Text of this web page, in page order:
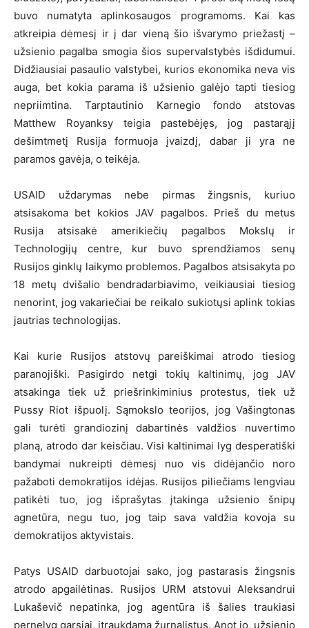
buvo numatyta aplinkosaugos programoms. Kai kas
atkreipia dėmesį ir į dar vieną šio išvarymo priežastį –
užsienio pagalba smogia šios supervalstybės išdidumui.
Didžiausiai pasaulio valstybei, kurios ekonomika neva vis
auga, bet kokia parama iš užsienio galėjo tapti tiesiog
nepriimtina. Tarptautinio Karnegio fondo atstovas
Matthew Royanksy teigia pastebėjęs, jog pastarąjį
dešimtmetį Rusija formuoja įvaizdį, dabar ji yra ne
paramos gavėja, o teikėja.
USAID uždarymas nebe pirmas žingsnis, kuriuo
atsisakoma bet kokios JAV pagalbos. Prieš du metus
Rusija atsisakė amerikiečių pagalbos Mokslų ir
Technologijų centre, kur buvo sprendžiamos senų
Rusijos ginklų laikymo problemos. Pagalbos atsisakyta po
18 metų dvišalio bendradarbiavimo, veikiausiai tiesiog
nenorint, jog vakariečiai be reikalo sukiotųsi aplink tokias
jautrias technologijas.
Kai kurie Rusijos atstovų pareiškimai atrodo tiesiog
paranojiški. Pasigirdo netgi tokių kaltinimų, jog JAV
atsakinga tiek už priešrinkiminius protestus, tiek už
Pussy Riot išpuolį. Sąmokslo teorijos, jog Vašingtonas
gali turėti grandiozinį dabartinės valdžios nuvertimo
planą, atrodo dar keisčiau. Visi kaltinimai lyg desperatiški
bandymai nukreipti dėmesį nuo vis didėjančio noro
pažaboti demokratijos idėjas. Rusijos piliečiams lengviau
patikėti tuo, jog išprašytas įtakinga užsienio šnipų
agnetūra, negu tuo, jog taip sava valdžia kovoja su
demokratijos aktyvistais.
Patys USAID darbuotojai sako, jog pastarasis žingsnis
atrodo apgailėtinas. Rusijos URM atstovui Aleksandrui
Lukaševič nepatinka, jog agentūra iš šalies traukiasi
pernelyg garsiai, įtraukdama žurnalistus. Anot jo, užsienio